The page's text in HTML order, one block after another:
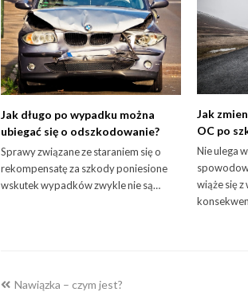
Jak długo po wypadku można
ubiegać się o odszkodowanie?
Sprawy związane ze staraniem się o
rekompensatę za szkody poniesione
wskutek wypadków zwykle nie są…
Jak
OC po
Nie ulega
wiąże się
previous
Nawiązka – czym jest?